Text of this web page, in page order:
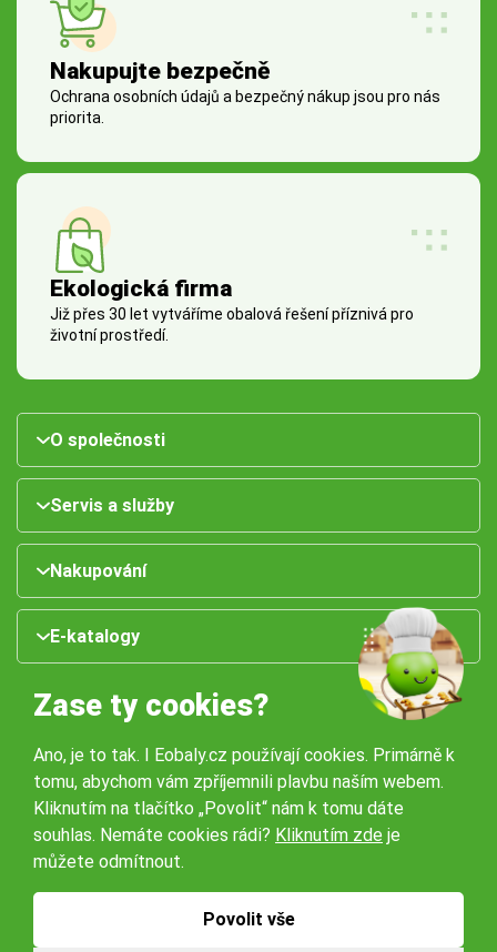
Nakupujte bezpečně
Ochrana osobních údajů a bezpečný nákup jsou pro nás
priorita.
Ekologická firma
Již přes 30 let vytváříme obalová řešení příznivá pro
životní prostředí.
O společnosti
Servis a služby
Nakupování
E-katalogy
Naše pobočky:
Obchodní podmínky
Zase ty cookies?
Ano, je to tak. I Eobaly.cz používají cookies. Primárně k
tomu, abychom vám zpříjemnili plavbu naším webem.
Kliknutím na tlačítko „Povolit“ nám k tomu dáte
souhlas. Nemáte cookies rádi? Kliknutím zde je
můžete odmítnout.
Povolit vše